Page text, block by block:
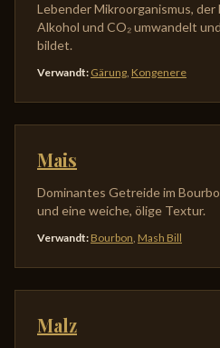
Lebender Mikroorganismus,
Alkohol und CO₂ umwandelt
bildet.
Verwandt: Gärung, Kongenere
Mais
Dominantes Getreide im
und eine weiche, ölige Textur.
Verwandt: Bourbon, Mash Bill
Malz